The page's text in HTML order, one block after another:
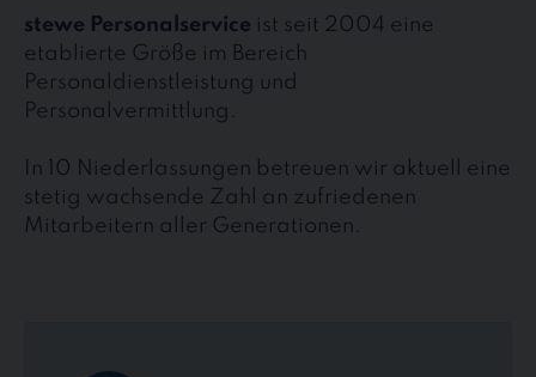
stewe Personalservice ist seit 2004 eine
etablierte Größe im Bereich
Personaldienstleistung und
Personalvermittlung.
In 10 Niederlassungen betreuen wir aktuell eine
stetig wachsende Zahl an zufriedenen
Mitarbeitern aller Generationen.